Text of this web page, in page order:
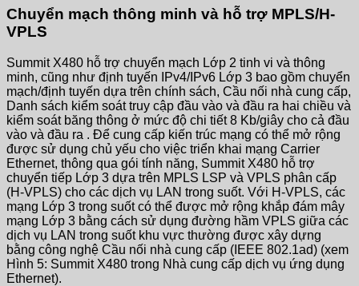
Chuyển mạch thông minh và hỗ trợ MPLS/H-
VPLS
Summit X480 hỗ trợ chuyển mạch Lớp 2 tinh vi và thông
minh, cũng như định tuyến IPv4/IPv6 Lớp 3 bao gồm chuyển
mạch/định tuyến dựa trên chính sách, Cầu nối nhà cung cấp,
Danh sách kiểm soát truy cập đầu vào và đầu ra hai chiều và
kiểm soát băng thông ở mức độ chi tiết 8 Kb/giây cho cả đầu
vào và đầu ra . Để cung cấp kiến ​​trúc mạng có thể mở rộng
được sử dụng chủ yếu cho việc triển khai mạng Carrier
Ethernet, thông qua gói tính năng, Summit X480 hỗ trợ
chuyển tiếp Lớp 3 dựa trên MPLS LSP và VPLS phân cấp
(H-VPLS) cho các dịch vụ LAN trong suốt. Với H-VPLS, các
mạng Lớp 3 trong suốt có thể được mở rộng khắp đám mây
mạng Lớp 3 bằng cách sử dụng đường hầm VPLS giữa các
dịch vụ LAN trong suốt khu vực thường được xây dựng
bằng công nghệ Cầu nối nhà cung cấp (IEEE 802.1ad) (xem
Hình 5: Summit X480 trong Nhà cung cấp dịch vụ ứng dụng
Ethernet).